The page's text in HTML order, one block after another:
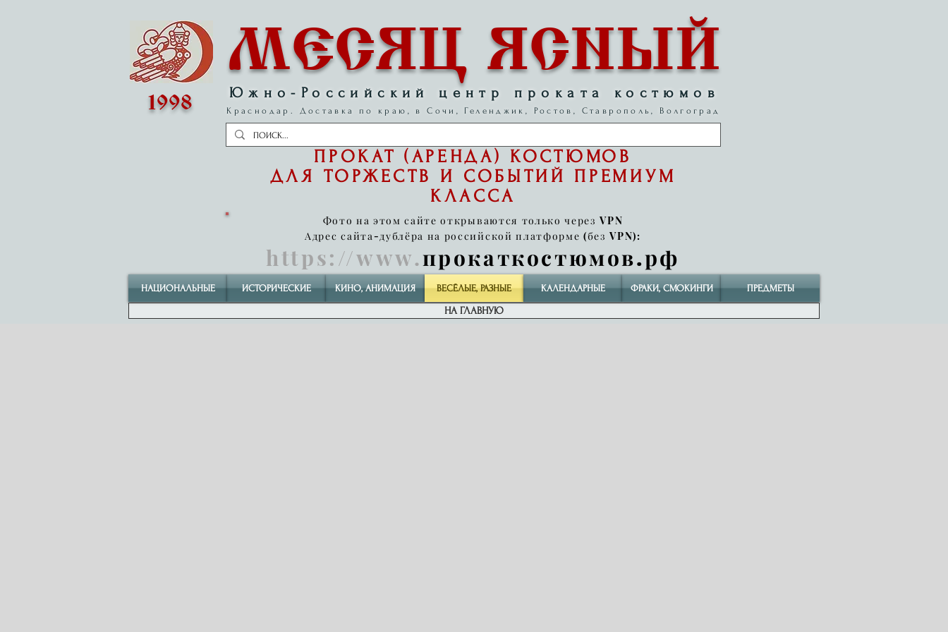
1998
МЕСЯЦ ЯСНЫЙ
Южно-Российский центр проката костюмов
Краснодар. Доставка по краю, в Сочи, Геленджик, Ростов, Ставрополь, Волгоград
ПРОКАТ (АРЕНДА) КОСТЮМОВ
ДЛЯ ТОРЖЕСТВ И СОБЫТИЙ
ПРЕМИУМ
КЛАССА
Фото на этом сайте открываются только через VPN
Адрес сайта-дублёра на российской платформе (без VPN):
https://www.прокаткостюмов.рф
НАЦИОНАЛЬНЫЕ ИСТОРИЧЕСКИЕ КИНО, АНИМАЦИЯ ВЕСЁЛЫЕ, РАЗНЫЕ КАЛЕНДАРНЫЕ ФРАКИ, СМОКИНГИ ПРЕДМЕТЫ
НА ГЛАВНУЮ